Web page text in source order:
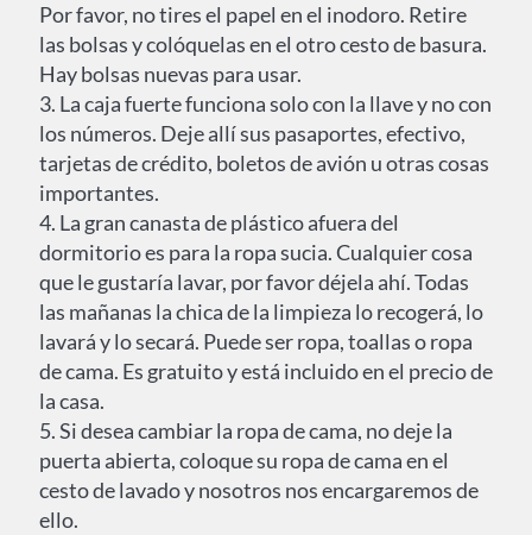
Por favor, no tires el papel en el inodoro. Retire
las bolsas y colóquelas en el otro cesto de basura.
Hay bolsas nuevas para usar.
3. La caja fuerte funciona solo con la llave y no con
los números. Deje allí sus pasaportes, efectivo,
tarjetas de crédito, boletos de avión u otras cosas
importantes.
4. La gran canasta de plástico afuera del
dormitorio es para la ropa sucia. Cualquier cosa
que le gustaría lavar, por favor déjela ahí. Todas
las mañanas la chica de la limpieza lo recogerá, lo
lavará y lo secará. Puede ser ropa, toallas o ropa
de cama. Es gratuito y está incluido en el precio de
la casa.
5. Si desea cambiar la ropa de cama, no deje la
puerta abierta, coloque su ropa de cama en el
cesto de lavado y nosotros nos encargaremos de
ello.